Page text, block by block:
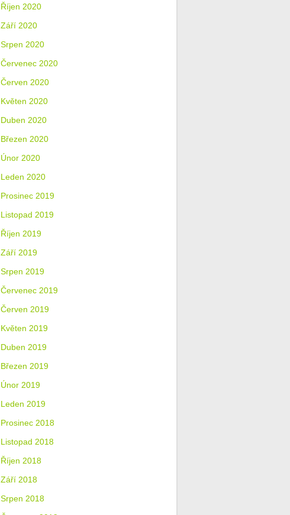
Říjen 2020
Září 2020
Srpen 2020
Červenec 2020
Červen 2020
Květen 2020
Duben 2020
Březen 2020
Únor 2020
Leden 2020
Prosinec 2019
Listopad 2019
Říjen 2019
Září 2019
Srpen 2019
Červenec 2019
Červen 2019
Květen 2019
Duben 2019
Březen 2019
Únor 2019
Leden 2019
Prosinec 2018
Listopad 2018
Říjen 2018
Září 2018
Srpen 2018